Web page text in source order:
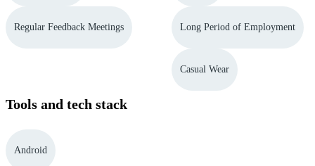
Regular Feedback Meetings Long Period of Employment
Casual Wear
Tools and tech stack
Android